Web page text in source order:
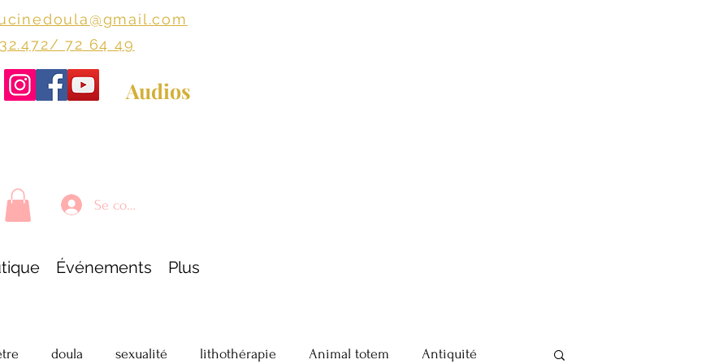
72 64 49
Audios
Se connecter
Événements Plus
doula sexualité lithothérapie Animal totem Antiquité